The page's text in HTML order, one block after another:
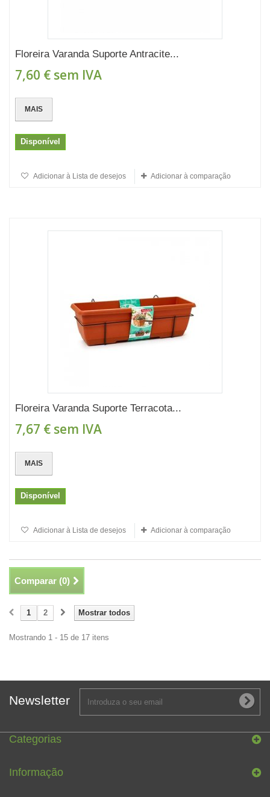
Floreira Varanda Suporte Antracite...
7,60 € sem IVA
MAIS
Disponível
Adicionar à Lista de desejos Adicionar à comparação
Floreira Varanda Suporte Terracota...
7,67 € sem IVA
MAIS
Disponível
Adicionar à Lista de desejos Adicionar à comparação
Comparar (0)
Mostrar todos
1 2
Mostrando 1 - 15 de 17 itens
Newsletter
Categorias
Informação